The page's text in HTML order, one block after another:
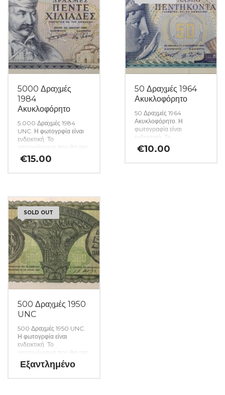
5000 Δραχμές
1984
Ακυκλοφόρητο
5.000 Δραχμές 1984
UNC. Η φωτογρφία είναι
ενδεικτική. Το
χαρτονόμισμα που θα σας
αποσταλεί θα είναι σε
ακυκλοφόρητη κατάσταση
€15.00
50 Δραχμές 1964
Ακυκλοφόρητο
50 Δραχμές 1964
Ακυκλοφόρητο. Η
φωτογραφία είναι
ενδεικτική. Το
χαρτονόμισμα που θα σας
αποσταλεί θα είναι σε
€10.00
SOLD OUT
500 Δραχμές 1950
UNC
500 Δραχμές 1950 UNC.
Η φωτογρφία είναι
ενδεικτική. Το
χαρτονόμισμα που θα σας
αποσταλεί θα είναι σε
ακυκλοφόρητη κατάσταση
Εξαντλημένο